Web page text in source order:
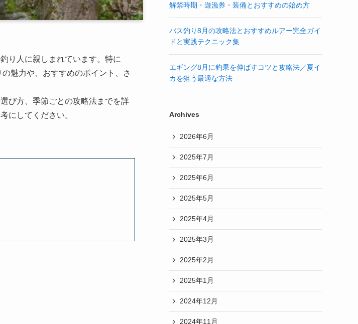
り人に親しまれています。特に
魅力や、おすすめのポイント、さ
び方、季節ごとの攻略法までを詳
にしてください。
解禁時期・遊漁券・装備とおすすめの始め方
バス釣り8月の攻略法とおすすめルアー完全ガイ
ドと実践テクニック集
エギング8月に釣果を伸ばすコツと攻略法／夏イ
カを狙う最適な方法
Archives
2026年6月
2025年7月
2025年6月
2025年5月
2025年4月
2025年3月
2025年2月
2025年1月
2024年12月
2024年11月